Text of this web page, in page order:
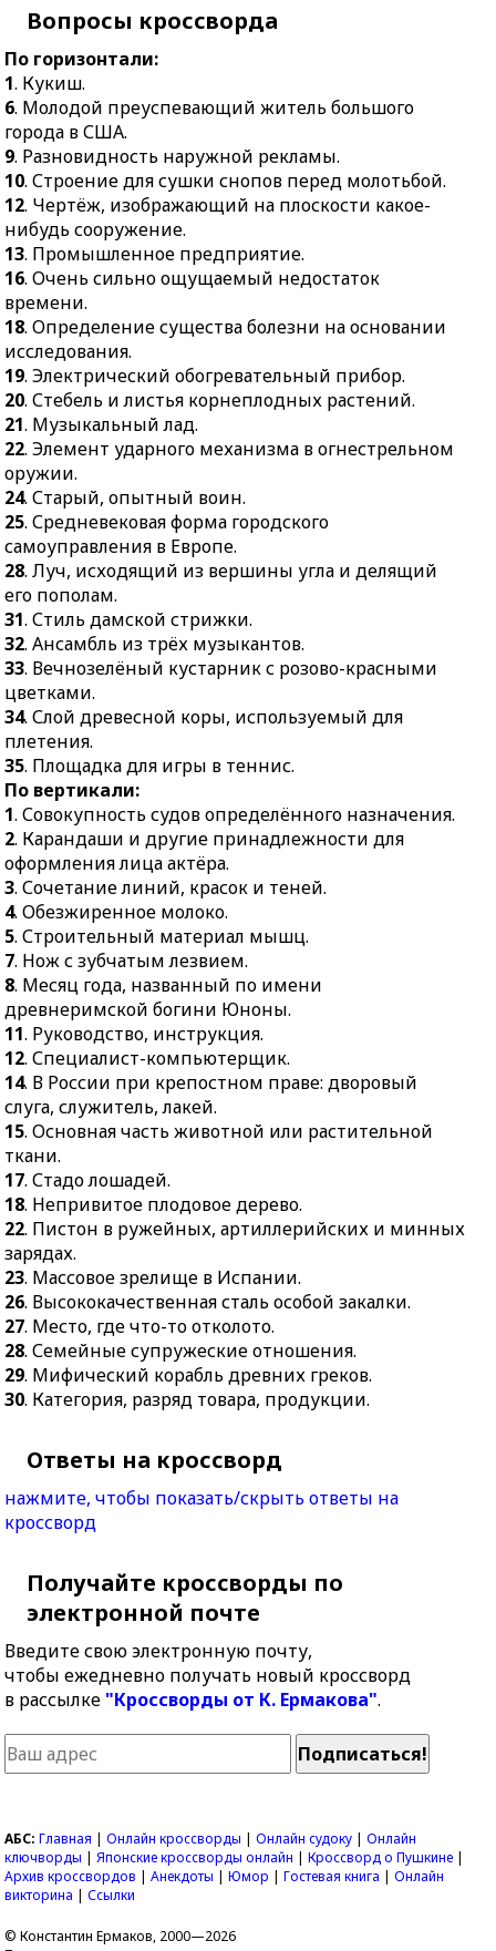
Стебель и листья
корнеплодных
растений.
21.Музыкальный лад.
22.Элемент ударного
механизма в
огнестрельном оружии.
24.Старый, опытный
воин.
25.Средневековая форма
городского
самоуправления в
Европе.
28.Луч, исходящий из
вершины угла и
делящий его пополам.
31.Стиль дамской
стрижки.
32.Ансамбль из трёх
музыкантов.
33.Вечнозелёный
кустарник с розово-
красными цветками.
34.Слой древесной
коры, используемый для
плетения.
35.Площадка для игры в
теннис.
служитель, лакей.
18.Непривитое
плодовое дерево.
22.Пистон в ружейных,
минных зарядах.
23.Массовое зрелище в
Испании.
сталь особой закалки.
27.Место, где что-то
28.Семейные
отношения.
29.Мифический корабль
товара, продукции.
Вопросы кроссворда
По горизонтали:
1. Кукиш.
6. Молодой преуспевающий житель большого
города в США.
9. Разновидность наружной рекламы.
10. Строение для сушки снопов перед молотьбой.
12. Чертёж, изображающий на плоскости какое-
нибудь сооружение.
13. Промышленное предприятие.
16. Очень сильно ощущаемый недостаток
времени.
18. Определение существа болезни на основании
исследования.
19. Электрический обогревательный прибор.
20. Стебель и листья корнеплодных растений.
21. Музыкальный лад.
22. Элемент ударного механизма в огнестрельном
оружии.
24. Старый, опытный воин.
25. Средневековая форма городского
самоуправления в Европе.
28. Луч, исходящий из вершины угла и делящий
его пополам.
31. Стиль дамской стрижки.
32. Ансамбль из трёх музыкантов.
33. Вечнозелёный кустарник с розово-красными
цветками.
34. Слой древесной коры, используемый для
плетения.
35. Площадка для игры в теннис.
По вертикали:
1. Совокупность судов определённого назначения.
2. Карандаши и другие принадлежности для
оформления лица актёра.
3. Сочетание линий, красок и теней.
4. Обезжиренное молоко.
5. Строительный материал мышц.
7. Нож с зубчатым лезвием.
8. Месяц года, названный по имени
древнеримской богини Юноны.
11. Руководство, инструкция.
12. Специалист-компьютерщик.
14. В России при крепостном праве: дворовый
слуга, служитель, лакей.
15. Основная часть животной или растительной
ткани.
17. Стадо лошадей.
18. Непривитое плодовое дерево.
22. Пистон в ружейных, артиллерийских и минных
зарядах.
23. Массовое зрелище в Испании.
26. Высококачественная сталь особой закалки.
27. Место, где что-то отколото.
28. Семейные супружеские отношения.
29. Мифический корабль древних греков.
30. Категория, разряд товара, продукции.
Ответы на кроссворд
нажмите, чтобы показать/скрыть ответы на
кроссворд
Получайте кроссворды по
электронной почте
Введите свою электронную почту,
чтобы ежедневно получать новый кроссворд
в рассылке "Кроссворды от К. Ермакова".
АБС: Главная |Онлайн кроссворды |Онлайн судоку |Онлайн
ключворды |Японские кроссворды онлайн |Кроссворд о Пушкине |
Архив кроссвордов |Анекдоты |Юмор |Гостевая книга |Онлайн
викторина |Ссылки
© Константин Ермаков, 2000—2026